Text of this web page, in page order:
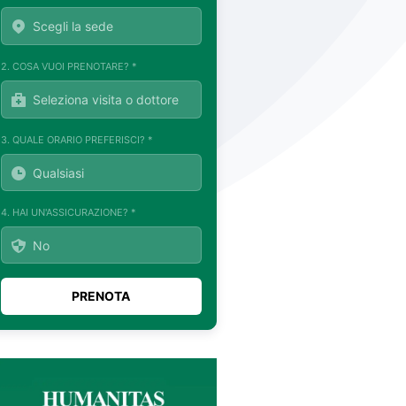
2. COSA VUOI PRENOTARE? *
3. QUALE ORARIO PREFERISCI? *
4. HAI UN'ASSICURAZIONE? *